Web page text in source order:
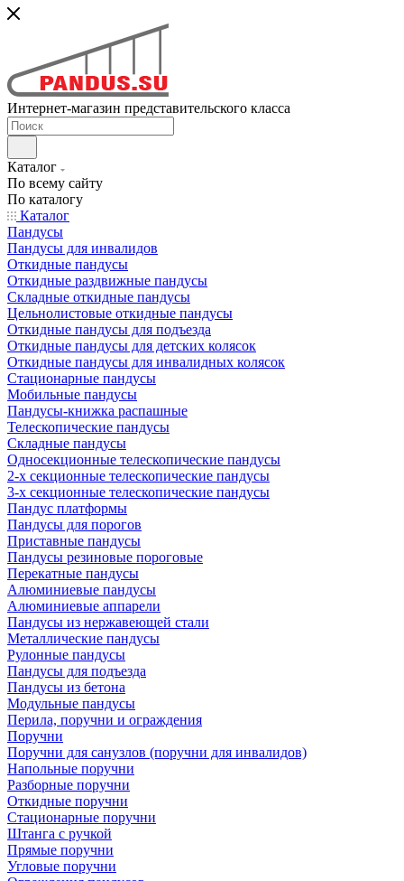
Интернет-магазин представительского класса
Каталог
По всему сайту
По каталогу
Каталог
Пандусы
Пандусы для инвалидов
Откидные пандусы
Откидные раздвижные пандусы
Складные откидные пандусы
Цельнолистовые откидные пандусы
Откидные пандусы для подъезда
Откидные пандусы для детских колясок
Откидные пандусы для инвалидных колясок
Стационарные пандусы
Мобильные пандусы
Пандусы-книжка распашные
Телескопические пандусы
Складные пандусы
Односекционные телескопические пандусы
2-х секционные телескопические пандусы
3-х секционные телескопические пандусы
Пандус платформы
Пандусы для порогов
Приставные пандусы
Пандусы резиновые пороговые
Перекатные пандусы
Алюминиевые пандусы
Алюминиевые аппарели
Пандусы из нержавеющей стали
Металлические пандусы
Рулонные пандусы
Пандусы для подъезда
Пандусы из бетона
Модульные пандусы
Перила, поручни и ограждения
Поручни
Поручни для санузлов (поручни для инвалидов)
Напольные поручни
Разборные поручни
Откидные поручни
Стационарные поручни
Штанга с ручкой
Прямые поручни
Угловые поручни